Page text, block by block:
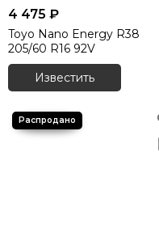
4 475 ₽
Toyo Nano Energy R38
205/60 R16 92V
Известить